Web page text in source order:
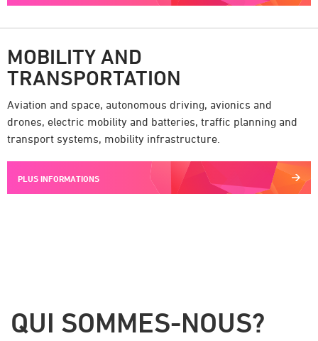
MOBILITY AND
TRANSPORTATION
Aviation and space, autonomous driving, avionics and
drones, electric mobility and batteries, traffic planning and
transport systems, mobility infrastructure.
PLUS INFORMATIONS
QUI SOMMES-NOUS?